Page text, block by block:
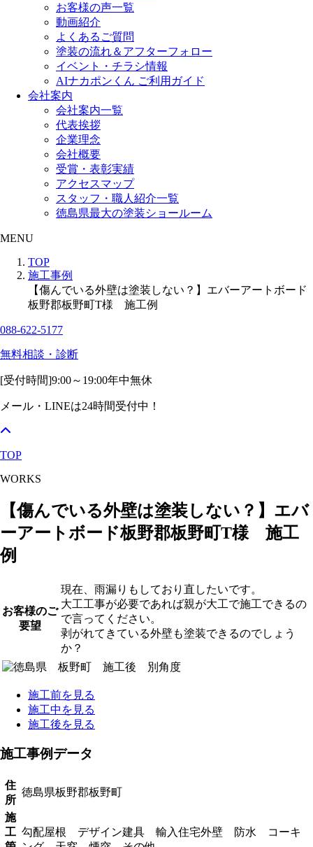
お客様の声一覧
動画紹介
よくあるご質問
塗装の流れ＆アフターフォロー
イベント・チラシ情報
AIナカポンくん ご利用ガイド
会社案内
会社案内一覧
代表挨拶
企業理念
会社概要
受賞・表彰実績
アクセスマップ
スタッフ・職人紹介一覧
徳島県最大の塗装ショールーム
MENU
TOP
施工事例
【傷んでいる外壁は塗装しない？】エバーアートボード
板野郡板野町T様 施工例
088-622-5177
無料相談・診断
[受付時間]9:00～19:00年中無休
メール・LINEは24時間受付中！
TOP
WORKS
【傷んでいる外壁は塗装しない？】エバ
ーアートボード板野郡板野町T様 施工
例
お客様のご
要望
現在、雨漏りもしており直したいです。
大工工事が必要であれば親が大工で施工できるの
で言ってください。
剥がれてきている外壁も塗装できるのでしょう
か？
施工前を見る
施工中を見る
施工後を見る
施工事例データ
住
所
徳島県板野郡板野町
施
工 勾配屋根 デザイン建具 輸入住宅外壁 防水 コーキ